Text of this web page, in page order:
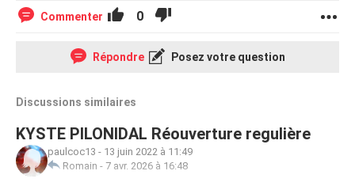
Commenter 0
Répondre Posez votre question
Discussions similaires
KYSTE PILONIDAL Réouverture regulière
paulcoc13 - 13 juin 2022 à 11:49
Romain - 7 avr. 2026 à 16:48